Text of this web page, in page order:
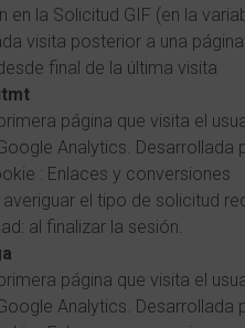
en la Solicitud GIF (en la
visita posterior a una
final de la última visita
página que visita el
Analytics. Desarrollada
: Enlaces y conversiones
el tipo de solicitud
al finalizar la sesión.
página que visita el
Analytics. Desarrollada